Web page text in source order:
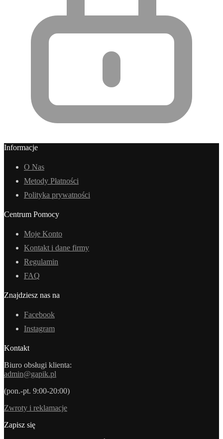
Informacje
O Nas
Metody Płatności
Polityka prywatności
Centrum Pomocy
Moje Konto
Kontakt i dane firmy
Regulamin
FAQ
Znajdziesz nas na
Facebook
Instagram
Kontakt
Biuro obsługi klienta:
admin@gapik.pl
(pon.-pt. 9:00-20:00)
Zwroty i reklamacje
Zapisz się